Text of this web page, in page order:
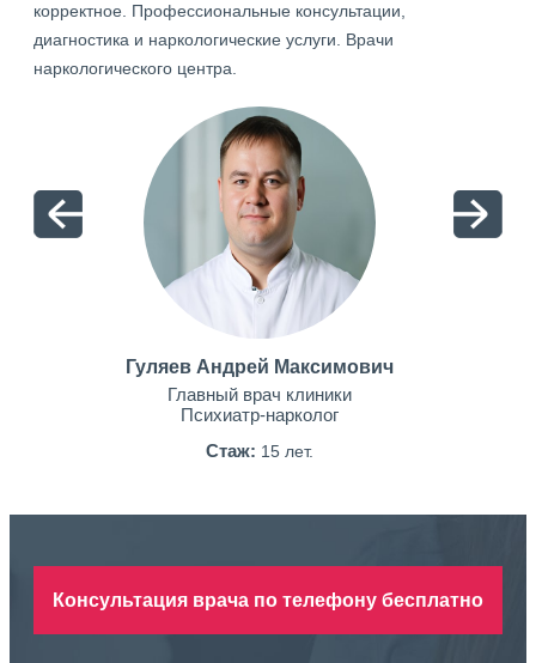
корректное. Профессиональные консультации,
диагностика и наркологические услуги. Врачи
наркологического центра.
Гуляев Андрей Максимович
Главный врач клиники
Психиатр-нарколог
Стаж: 15 лет.
Консультация врача по телефону бесплатно